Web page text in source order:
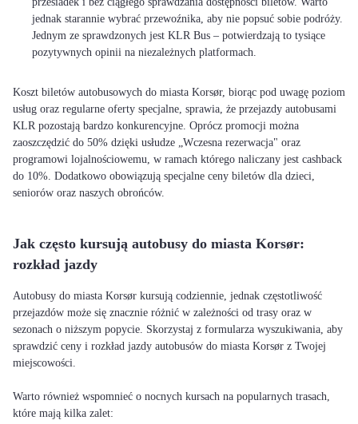
jednak starannie wybrać przewoźnika, aby nie popsuć sobie podróży.
Jednym ze sprawdzonych jest KLR Bus – potwierdzają to tysiące
pozytywnych opinii na niezależnych platformach.
Koszt biletów autobusowych do miasta Korsør, biorąc pod uwagę poziom
usług oraz regularne oferty specjalne, sprawia, że przejazdy autobusami
KLR pozostają bardzo konkurencyjne. Oprócz promocji można
zaoszczędzić do 50% dzięki usłudze „Wczesna rezerwacja" oraz
programowi lojalnościowemu, w ramach którego naliczany jest cashback
do 10%. Dodatkowo obowiązują specjalne ceny biletów dla dzieci,
seniorów oraz naszych obrońców.
Jak często kursują autobusy do miasta Korsør:
rozkład jazdy
Autobusy do miasta Korsør kursują codziennie, jednak częstotliwość
przejazdów może się znacznie różnić w zależności od trasy oraz w
sezonach o niższym popycie. Skorzystaj z formularza wyszukiwania, aby
sprawdzić ceny i rozkład jazdy autobusów do miasta Korsør z Twojej
miejscowości.
Warto również wspomnieć o nocnych kursach na popularnych trasach,